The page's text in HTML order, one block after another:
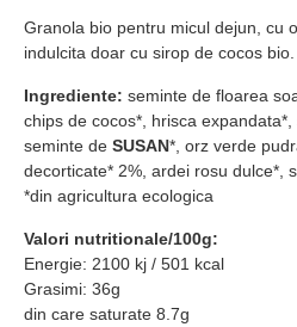
Granola bio pentru micul dejun, cu
indulcita doar cu sirop de cocos bio.
Ingrediente: seminte de floarea
chips de cocos*, hrisca
seminte de SUSAN*, orz verde
decorticate* 2%, ardei rosu dulce*,
*din agricultura ecologica
Valori nutritionale/100g:
Energie: 2100 kj / 501 kcal
Grasimi: 36g
din care saturate 8.7g